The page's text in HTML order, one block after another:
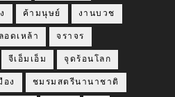
ค้ามนุษย์ งานบวช
ดเหล้า จราจร
จีเอ็มเอ็ม จุดร้อนโลก
อง ชมรมสตรีนานาชาติ